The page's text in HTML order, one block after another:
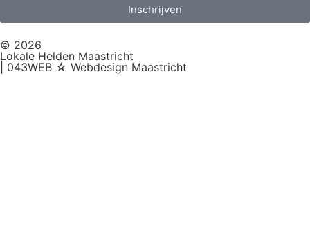
Inschrijven
© 2026
Lokale Helden Maastricht
| 043WEB ☆ Webdesign Maastricht